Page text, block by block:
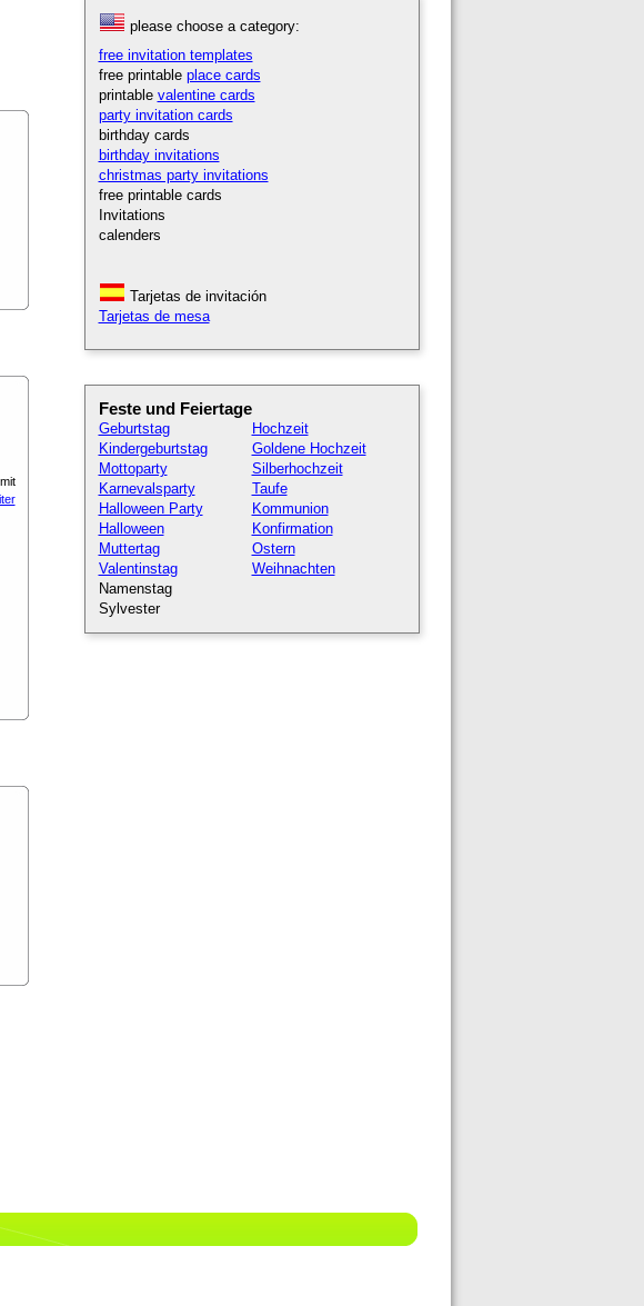
please choose a category:
free invitation templates
free printable place cards
printable valentine cards
party invitation cards
birthday cards
birthday invitations
christmas party invitations
free printable cards
Invitations
calenders
Tarjetas de invitación
Tarjetas de mesa
Feste und Feiertage
Geburtstag
Kindergeburtstag
Mottoparty
Karnevalsparty
Halloween Party
Halloween
Muttertag
Valentinstag
Namenstag
Sylvester
Hochzeit
Goldene Hochzeit
Silberhochzeit
Taufe
Kommunion
Konfirmation
Ostern
Weihnachten